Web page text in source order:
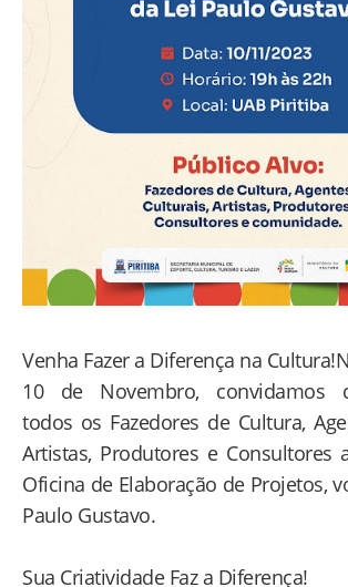
Venha Fazer a Diferença na
10 de Novembro, convidamos
todos os Fazedores de Cultura,
Artistas, Produtores e Consultores
Oficina de Elaboração de Projetos,
Paulo Gustavo.
Sua Criatividade Faz a Diferença!